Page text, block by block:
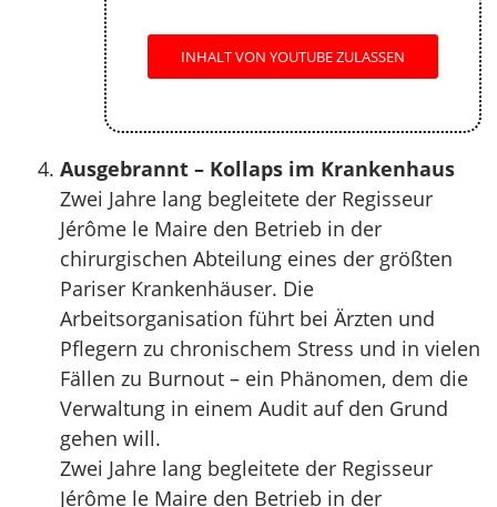
INHALT VON YOUTUBE ZULASSEN
Ausgebrannt – Kollaps im Krankenhaus
Zwei Jahre lang begleitete der Regisseur
Jérôme le Maire den Betrieb in der
chirurgischen Abteilung eines der größten
Pariser Krankenhäuser. Die
Arbeitsorganisation führt bei Ärzten und
Pflegern zu chronischem Stress und in vielen
Fällen zu Burnout – ein Phänomen, dem die
Verwaltung in einem Audit auf den Grund
gehen will.
Zwei Jahre lang begleitete der Regisseur
Jérôme le Maire den Betrieb in der